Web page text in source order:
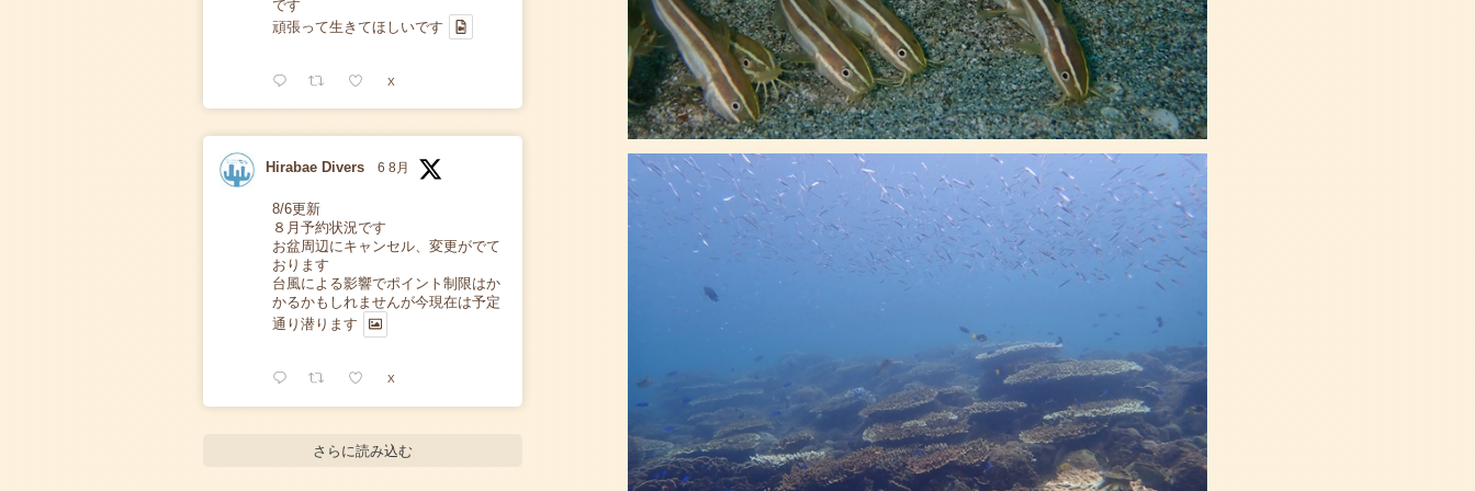
です
頑張って生きてほしいです
X
Hirabae Divers 6 8月
8/6更新
８月予約状況です
お盆周辺にキャンセル、変更がでて
おります
台風による影響でポイント制限はか
かるかもしれませんが今現在は予定
通り潜ります
X
さらに読み込む